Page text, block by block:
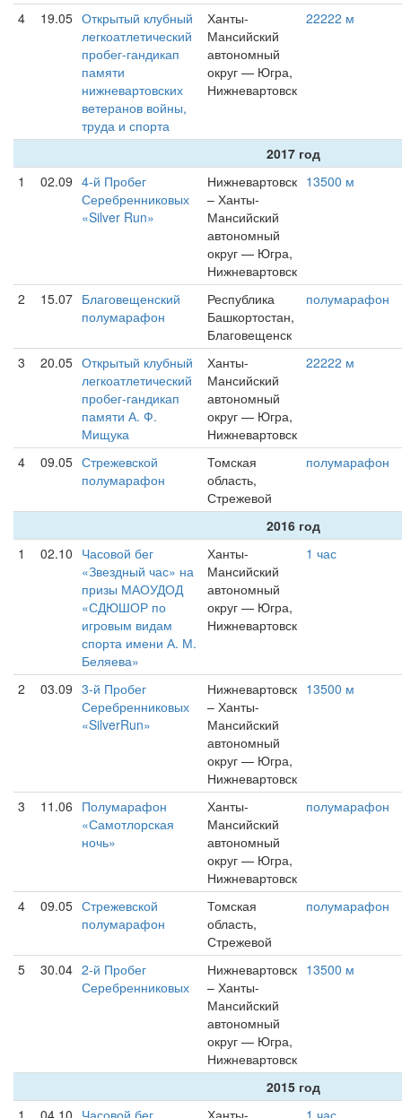
4 19.05 Открытый клубный
легкоатлетический
пробег-гандикап
памяти
нижневартовских
ветеранов войны,
труда и спорта
Ханты-
Мансийский
автономный
округ — Югра,
Нижневартовск
22222 м
2017 год
1
02.09 4-й Пробег
Серебренниковых
«Silver Run»
Нижневартовск
– Ханты-
Мансийский
автономный
округ — Югра,
Нижневартовск
13500 м
2 15.07 Благовещенский
полумарафон
Республика
Башкортостан,
Благовещенск
полумарафон
3 20.05 Открытый клубный
легкоатлетический
пробег-гандикап
памяти А. Ф.
Мищука
Ханты-
Мансийский
автономный
округ — Югра,
Нижневартовск
22222 м
4 09.05 Стрежевской
полумарафон
Томская
область,
Стрежевой
полумарафон
2016 год
1
02.10 Часовой бег
«Звездный час» на
призы МАОУДОД
«СДЮШОР по
игровым видам
спорта имени А. М.
Беляева»
Ханты-
Мансийский
автономный
округ — Югра,
Нижневартовск
1 час
2 03.09 3-й Пробег
Серебренниковых
«SilverRun»
Нижневартовск
– Ханты-
Мансийский
автономный
округ — Югра,
Нижневартовск
13500 м
3 11.06 Полумарафон
«Самотлорская
ночь»
Ханты-
Мансийский
автономный
округ — Югра,
Нижневартовск
полумарафон
4 09.05 Стрежевской
полумарафон
Томская
область,
Стрежевой
полумарафон
5 30.04 2-й Пробег
Серебренниковых
Нижневартовск
– Ханты-
Мансийский
автономный
округ — Югра,
Нижневартовск
13500 м
2015 год
1
04.10 Часовой бег Ханты- 1 час